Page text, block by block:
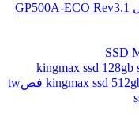
منبع تغذیه کامپیوتر گرین مدل GP500A-ECO Rev3.1